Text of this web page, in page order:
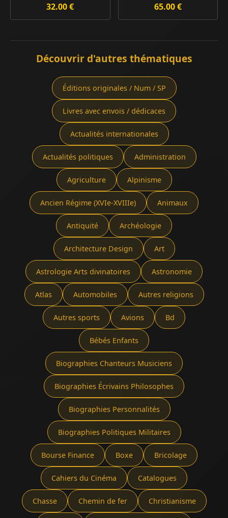
32.00 € 65.00 €
Découvrir d'autres thématiques
Éditions originales / Num / SP
Livres avec envois / dédicaces
Actualités internationales
Actualités politiques Administration
Agriculture Alpinisme
Ancien Régime (XVIe-XVIIIe) Animaux
Antiquité Archéologie
Architecture Design Art
Astrologie Arts divinatoires Astronomie
Atlas Automobiles Autres religions
Autres sports Avions Bd
Bébés Enfants
Biographies Chanteurs Musiciens
Biographies Écrivains Philosophes
Biographies Personnalités
Biographies Politiques Militaires
Bourse Finance Boxe Bricolage
Cahiers du Cinéma Catalogues
Chasse Chemin de fer Christianisme